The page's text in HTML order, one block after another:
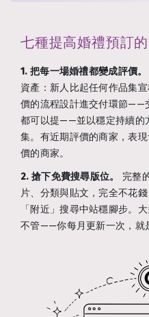
七種提高婚禮預訂
1. 把每一場婚禮都變成評價。
資產：新人比起任何作品集
價的流程設計進交付環節——
都可以提——並以穩定持續的
集。有近期評價的商家，表
價的商家。
2. 搶下免費搜尋版位。
完整
片、分類與貼文，完全不花
「附近」搜尋中站穩腳步。
不管——你每月更新一次，就